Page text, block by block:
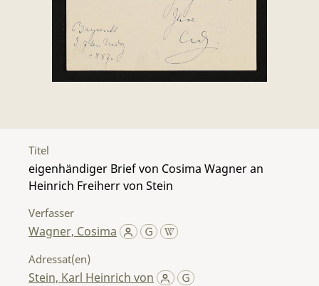
Titel
eigenhändiger Brief von Cosima Wagner an
Heinrich Freiherr von Stein
Verfasser
Wagner, Cosima
Adressat(en)
Stein, Karl Heinrich von